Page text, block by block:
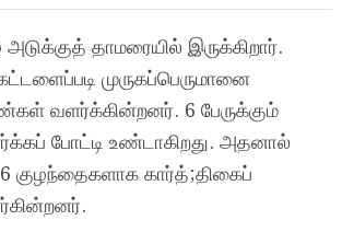
தாமரையில் இருக்கிறார்.
முருகப்பெருமானை
வளர்க்கின்றனர். 6 பேருக்கும்
போட்டி உண்டாகிறது. அதனால்
6 குழந்தைகளாக கார்த்;திகைப்